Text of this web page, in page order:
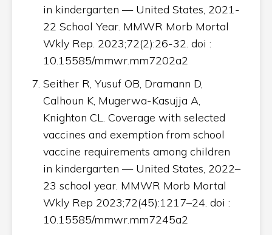
in kindergarten — United States, 2021-
22 School Year. MMWR Morb Mortal
Wkly Rep. 2023;72(2):26-32. doi :
10.15585/mmwr.mm7202a2
Seither R, Yusuf OB, Dramann D,
Calhoun K, Mugerwa-Kasujja A,
Knighton CL. Coverage with selected
vaccines and exemption from school
vaccine requirements among children
in kindergarten — United States, 2022–
23 school year. MMWR Morb Mortal
Wkly Rep 2023;72(45):1217–24. doi :
10.15585/mmwr.mm7245a2